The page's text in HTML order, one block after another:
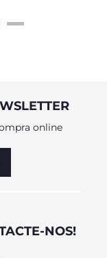
online
NOS!